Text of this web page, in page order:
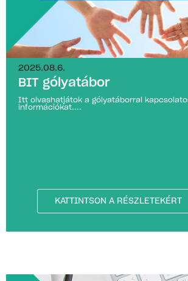
2025.08.6.
BIT gólyatábor
Itt olvashatjátok a gólyatáborral
információkat....
KATTINTSON A RÉSZLETEKÉRT